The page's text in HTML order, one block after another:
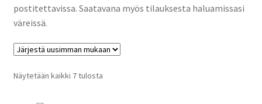
43-44-45 valmiit villasukat
46-47-48 valmiit villasukat
postitettavissa. Saatavana myös tilauksesta haluamissasi
väreissä.
Näytetään kaikki 7 tulostaSorted